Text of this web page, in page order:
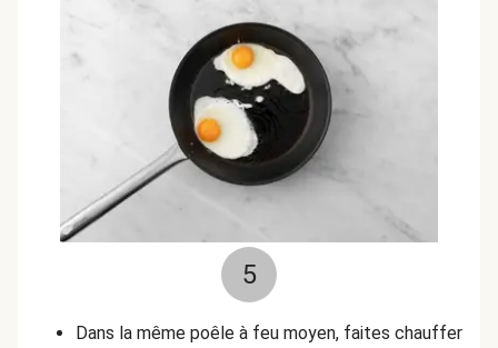
5
Dans la même poêle à feu moyen, faites chauffer